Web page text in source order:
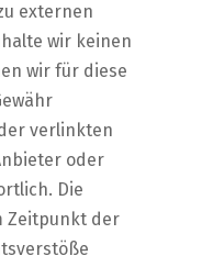
externen
wir keinen
wir für diese
verlinkten
oder
Die
Zeitpunkt der